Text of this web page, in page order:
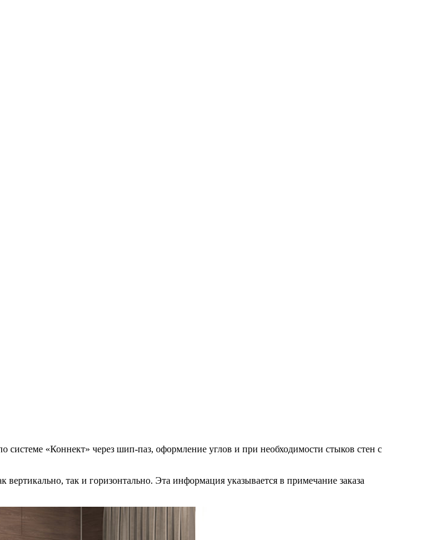
«Коннект» через шип-паз, оформление углов и при необходимости стыков стен с
так и горизонтально. Эта информация указывается в примечание заказа